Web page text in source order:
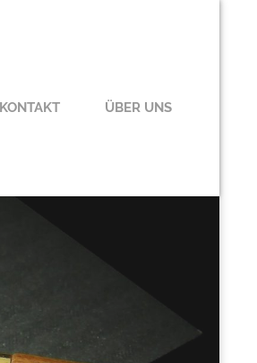
KONTAKT ÜBER UNS